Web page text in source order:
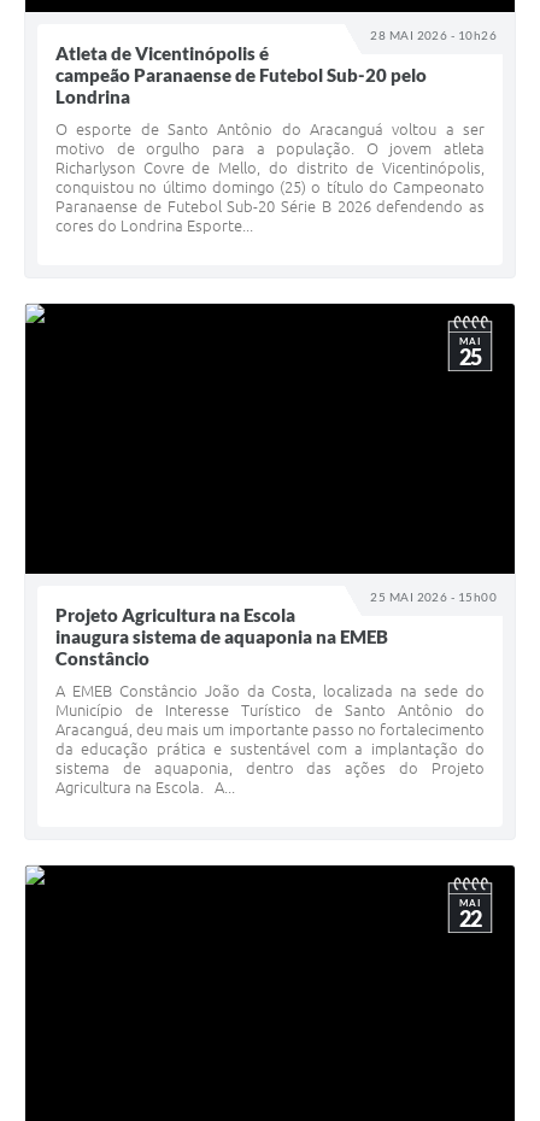
28 MAI 2026 - 10h26
Atleta de Vicentinópolis é
campeão Paranaense de Futebol Sub-20 pelo
Londrina
O esporte de Santo Antônio do Aracanguá voltou a ser
motivo de orgulho para a população. O jovem atleta
Richarlyson Covre de Mello, do distrito de Vicentinópolis,
conquistou no último domingo (25) o título do Campeonato
Paranaense de Futebol Sub-20 Série B 2026 defendendo as
cores do Londrina Esporte...
25 MAI 2026 - 15h00
MAI
25
Projeto Agricultura na Escola
inaugura sistema de aquaponia na EMEB
Constâncio
A EMEB Constâncio João da Costa, localizada na sede do
Município de Interesse Turístico de Santo Antônio do
Aracanguá, deu mais um importante passo no fortalecimento
da educação prática e sustentável com a implantação do
sistema de aquaponia, dentro das ações do Projeto
Agricultura na Escola. A...
MAI
22